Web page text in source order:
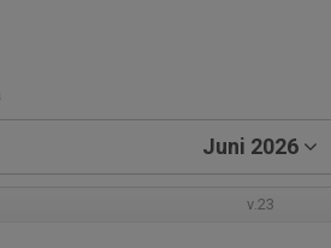
Juni 2026
v.23